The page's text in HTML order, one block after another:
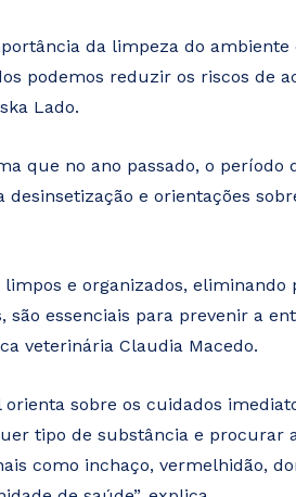
da limpeza do
podemos reduzir os riscos de
Lado.
que no ano passado, o
e orientações
e organizados, eliminando
essenciais para prevenir a
veterinária Claudia Macedo.
sobre os cuidados
tipo de substância e procurar
como inchaço, vermelhidão,